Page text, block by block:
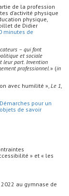
de la profession
d’activité physique
physique,
de Didier
minutes de
– qui font
et sociale
leur part. Invention
professionnel.» (in
avec humilité », Le 1,
pour un
de savoir
» et « les
au gymnase de